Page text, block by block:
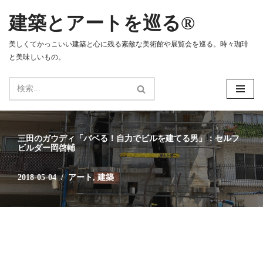
コ
ン
テ
ス
キ
ッ
プ
建築とアートを巡る®
美しくてかっこいい建築と心に残る素敵な美術館や展覧会を巡る。時々珈琲
と美味しいもの。
三田のガウディ「バベる！自力でビルを建てる男」：セルフ
ビルダー岡啓輔
2018-05-04 アート,建築